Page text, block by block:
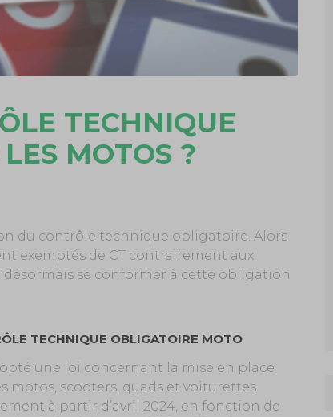
TECHNIQUE
MOTOS ?
du contrôle technique obligatoire. Alors
exemptés de CT contrairement aux
se conformer à cette obligation
TECHNIQUE OBLIGATOIRE MOTO
une loi concernant la mise en place
scooters, quads et voiturettes.
à partir d’avril 2024, en fonction de